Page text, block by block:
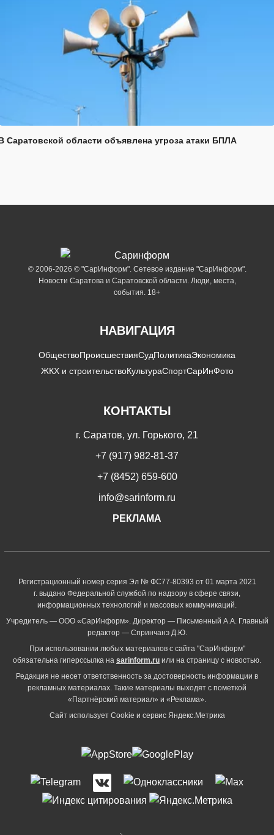
Саратовской области объявлена угроза атаки БПЛА
© 2006-2026 © "СарИнформ". Сетевое издание "СарИнформ".
Новости Саратова и Саратовской области. Люди, места,
события. 18+
НАВИГАЦИЯ
ОбществоПроисшествияСудПолитикаЭкономика
ЖКХ и строительствоКультураСпортСарИнФото
КОНТАКТЫ
г. Саратов, ул. Горького, 21
+7 (917) 982-81-37
+7 (8452) 659-600
info@sarinform.ru
РЕКЛАМА
Регистрационный номер серия Эл № ФС77-80393 от 01 марта 2021
г. выдано Федеральной службой по надзору в сфере связи,
информационных технологий и массовых коммуникаций.
Учредитель — ООО «СарИнформ». Директор — Письменный А.А. Главный
редактор — Спринчанэ Д.Ю.
При использовании любых материалов с сайта "СарИнформ"
обязательна гиперссылка на sarinform.ru или на страницу с новостью.
Редакция не несет ответственность за достоверность информации в
рекламных материалах. Такие материалы выходят с пометкой
«Партнёрский материал» и «Реклама».
Сайт использует Cookie и сервиc Яндекс.Метрика